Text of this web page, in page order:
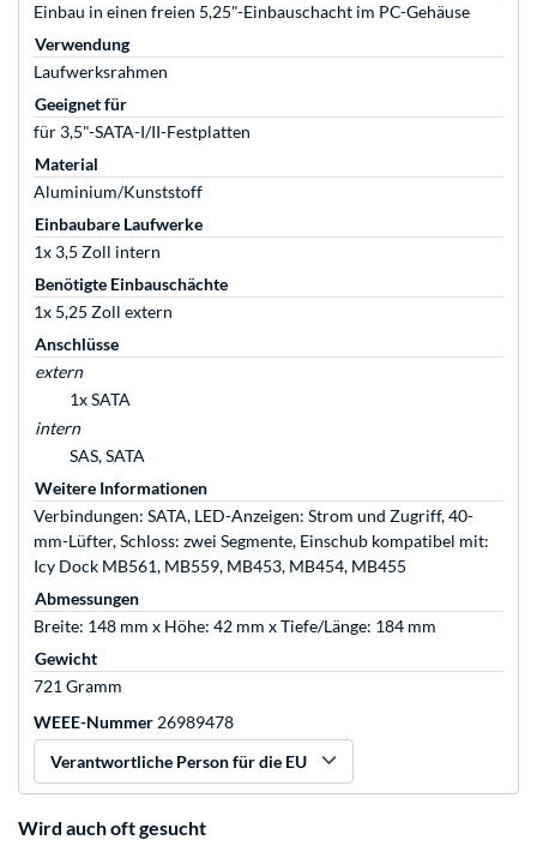
Einbau in einen freien 5,25"-Einbauschacht im PC-Gehäuse
Verwendung
Laufwerksrahmen
Geeignet für
für 3,5"-SATA-I/II-Festplatten
Material
Aluminium/Kunststoff
Einbaubare Laufwerke
1x 3,5 Zoll intern
Benötigte Einbauschächte
1x 5,25 Zoll extern
Anschlüsse
extern
1x SATA
intern
SAS, SATA
Weitere Informationen
Verbindungen: SATA, LED-Anzeigen: Strom und Zugriff, 40-
mm-Lüfter, Schloss: zwei Segmente, Einschub kompatibel mit:
Icy Dock MB561, MB559, MB453, MB454, MB455
Abmessungen
Breite: 148 mm x Höhe: 42 mm x Tiefe/Länge: 184 mm
Gewicht
721 Gramm
WEEE-Nummer 26989478
Verantwortliche Person für die EU
Wird auch oft gesucht